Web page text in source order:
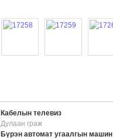
Кабелын телевиз
Дулаан граж
Бүрэн автомат угаалгын машин